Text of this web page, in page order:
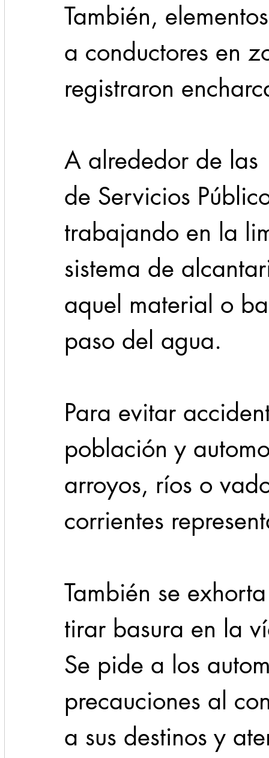
También,
a conductores en
registraron
A alrededor de
de Servicios
trabajando en la
sistema de
aquel material o
paso del agua.
Para evitar
población y
arroyos, ríos o
corrientes
También se
tirar basura en la
Se pide a los
precauciones al
a sus destinos y